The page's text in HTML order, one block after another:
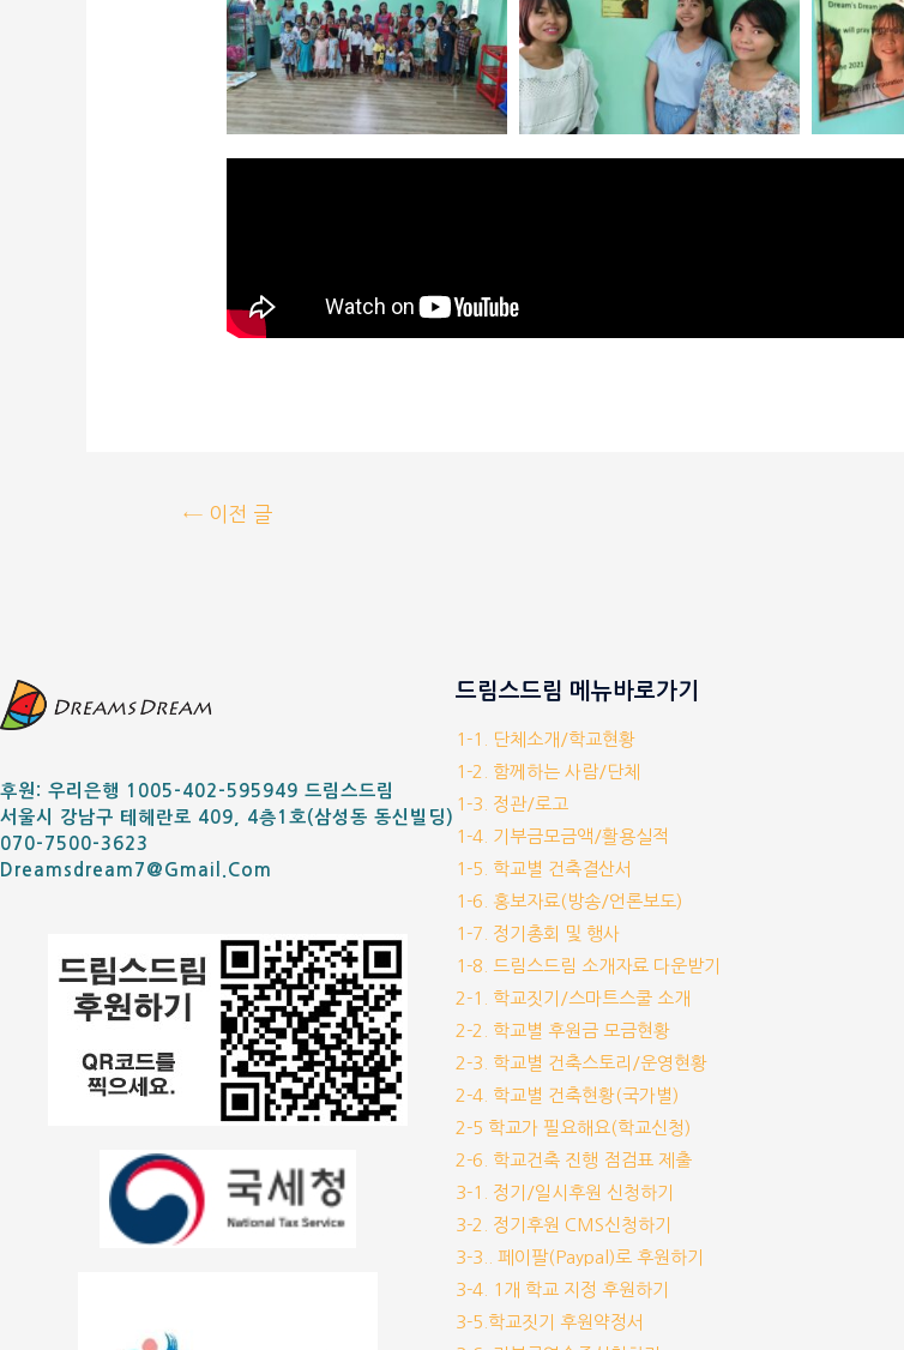
←이전 글
후원: 우리은행 1005-402-595949 드림스드림
서울시 강남구 테헤란로 409, 4층1호(삼성동 동신빌딩)
070-7500-3623
Dreamsdream7@gmail.com
드림스드림 메뉴바로가기
1-1. 단체소개/학교현황
1-2. 함께하는 사람/단체
1-3. 정관/로고
1-4. 기부금모금액/활용실적
1-5. 학교별 건축결산서
1-6. 홍보자료(방송/언론보도)
1-7. 정기총회 및 행사
1-8. 드림스드림 소개자료 다운받기
2-1. 학교짓기/스마트스쿨 소개
2-2. 학교별 후원금 모금현황
2-3. 학교별 건축스토리/운영현황
2-4. 학교별 건축현황(국가별)
2-5 학교가 필요해요(학교신청)
2-6. 학교건축 진행 점검표 제출
3-1. 정기/일시후원 신청하기
3-2. 정기후원 CMS신청하기
3-3.. 페이팔(Paypal)로 후원하기
3-4. 1개 학교 지정 후원하기
3-5.학교짓기 후원약정서